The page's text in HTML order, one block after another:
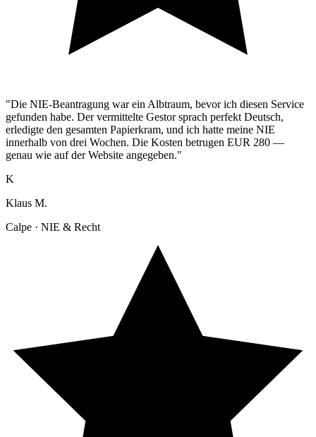
"Die NIE-Beantragung war ein Albtraum, bevor ich diesen Service
gefunden habe. Der vermittelte Gestor sprach perfekt Deutsch,
erledigte den gesamten Papierkram, und ich hatte meine NIE
innerhalb von drei Wochen. Die Kosten betrugen EUR 280 —
genau wie auf der Website angegeben."
K
Klaus M.
Calpe · NIE & Recht